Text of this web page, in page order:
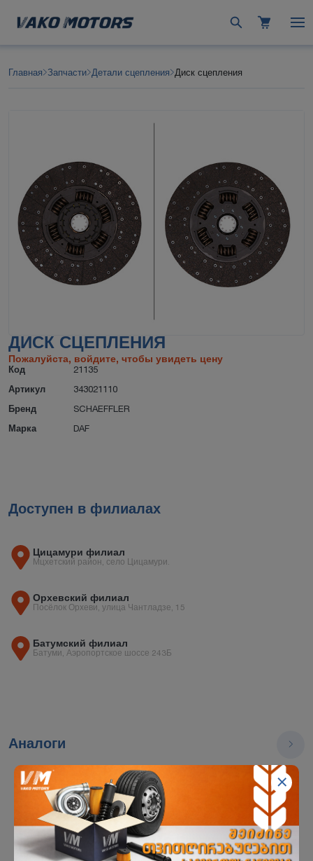
Главная Запчасти Детали сцепления Диск сцепления
ДИСК СЦЕПЛЕНИЯ
Пожалуйста, войдите, чтобы увидеть цену
Код
21135
Артикул
343021110
Бренд
SCHAEFFLER
Марка
DAF
Доступен в филиалах
Цицамури филиал
Мцхетский район, село Цицамури.
Орхевский филиал
Посёлок Орхеви, улица Чантладзе, 15
Батумский филиал
Батуми, Аэропортское шоссе 243Б
Аналоги